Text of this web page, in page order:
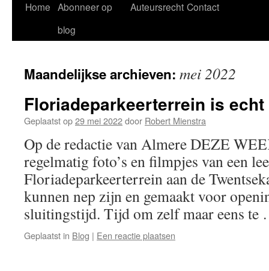
Ga
inhoud
Home Abonneer op
blog
Auteursrecht Contact
Maandelijkse archieven: mei 2022
Floriadeparkeerterrein is
Geplaatst op29 mei 2022door Robert Mienstra
Op de redactie van Almere DEZE
regelmatig foto’s en filmpjes van een
Floriadeparkeerterrein aan de
kunnen nep zijn en gemaakt voor
sluitingstijd. Tijd om zelf maar eens
Geplaatst in Blog | Een reactie plaatsen